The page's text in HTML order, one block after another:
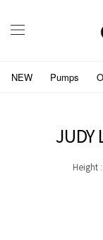
NEW Pumps
Height